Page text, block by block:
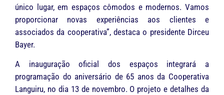
único lugar, em espaços cômodos e modernos. Vamos
proporcionar novas experiências aos clientes e
associados da cooperativa”, destaca o presidente Dirceu
Bayer.
A inauguração oficial dos espaços integrará a
programação do aniversário de 65 anos da Cooperativa
Languiru, no dia 13 de novembro. O projeto e detalhes da